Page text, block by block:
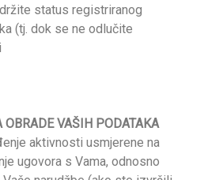
status registriranog
(tj. dok se ne odlučite
OBRADE VAŠIH PODATAKA
aktivnosti usmjerene na
ugovora s Vama, odnosno